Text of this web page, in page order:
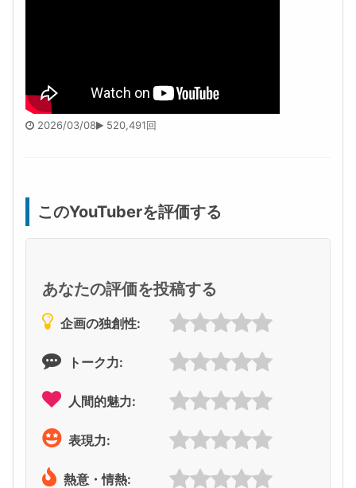
2026/03/08 520,491回
このYouTuberを評価する
あなたの評価を投稿する
企画の独創性:
トーク力:
人間的魅力:
表現力:
熱意・情熱: